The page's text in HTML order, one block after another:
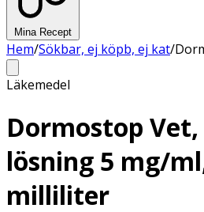
Mina Recept
Hem/Sökbar, ej köpb, ej kat/
Läkemedel
Dormostop
lösning 5 mg/
milliliter